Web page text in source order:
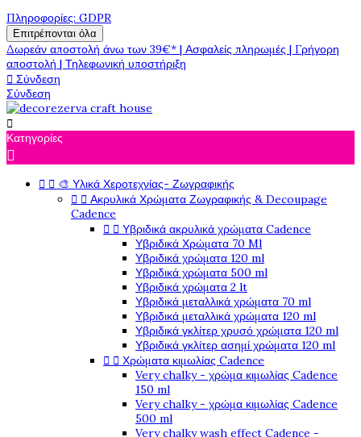
Πληροφορίες: GDPR
Επιτρέπονται όλα
Δωρεάν αποστολή άνω των 39€* | Ασφαλείς πληρωμές | Γρήγορη
αποστολή | Τηλεφωνική υποστήριξη
 Σύνδεση
Σύνδεση

Κατηγορίες

  🎨 Υλικά Χεροτεχνίας- Ζωγραφικής
  Ακρυλικά Χρώματα Ζωγραφικής & Decoupage
Cadence
  Υβριδικά ακρυλικά χρώματα Cadence
Υβριδικά Χρώματα 70 Ml
Υβριδικά χρώματα 120 ml
Υβριδικά χρώματα 500 ml
Υβριδικά χρώματα 2 lt
Υβριδικά μεταλλικά χρώματα 70 ml
Υβριδικά μεταλλικά χρώματα 120 ml
Υβριδικά γκλίτερ χρυσό χρώματα 120 ml
Υβριδικά γκλίτερ ασημί χρώματα 120 ml
  Χρώματα κιμωλίας Cadence
Very chalky - χρώμα κιμωλίας Cadence
150 ml
Very chalky - χρώμα κιμωλίας Cadence
500 ml
Very chalky wash effect Cadence -